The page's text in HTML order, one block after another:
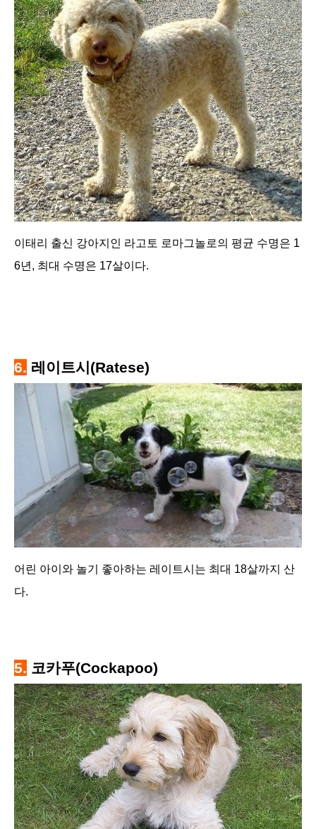
이태리 출신 강아지인 라고토 로마그놀로의 평균 수명은 1
6년, 최대 수명은 17살이다.
6. 레이트시(Ratese)
어린 아이와 놀기 좋아하는 레이트시는 최대 18살까지 산
다.
5. 코카푸(Cockapoo)